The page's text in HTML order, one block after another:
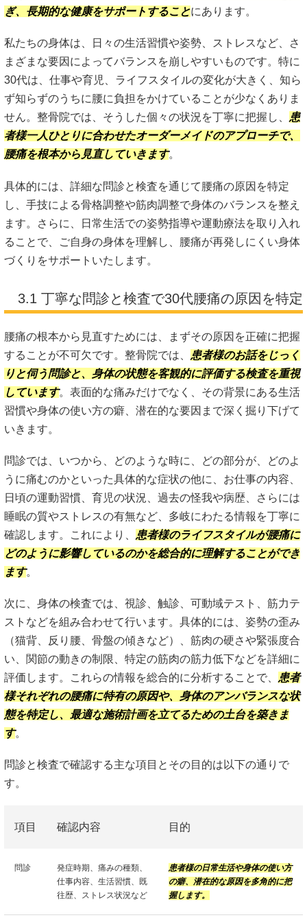
ぎ、長期的な健康をサポートすることにあります。
私たちの身体は、日々の生活習慣や姿勢、ストレスなど、さ
まざまな要因によってバランスを崩しやすいものです。特に
30代は、仕事や育児、ライフスタイルの変化が大きく、知ら
ず知らずのうちに腰に負担をかけていることが少なくありま
せん。整骨院では、そうした個々の状況を丁寧に把握し、 患
者様一人ひとりに合わせたオーダーメイドのアプローチで、
腰痛を根本から見直していきます。
具体的には、詳細な問診と検査を通じて腰痛の原因を特定
し、手技による骨格調整や筋肉調整で身体のバランスを整え
ます。さらに、日常生活での姿勢指導や運動療法を取り入れ
ることで、ご自身の身体を理解し、腰痛が再発しにくい身体
づくりをサポートいたします。
3.1 丁寧な問診と検査で30代腰痛の原因を特定
腰痛の根本から見直すためには、まずその原因を正確に把握
することが不可欠です。整骨院では、 患者様のお話をじっく
りと伺う問診と、身体の状態を客観的に評価する検査を重視
しています。表面的な痛みだけでなく、その背景にある生活
習慣や身体の使い方の癖、潜在的な要因まで深く掘り下げて
いきます。
問診では、いつから、どのような時に、どの部分が、どのよ
うに痛むのかといった具体的な症状の他に、お仕事の内容、
日頃の運動習慣、育児の状況、過去の怪我や病歴、さらには
睡眠の質やストレスの有無など、多岐にわたる情報を丁寧に
確認します。これにより、 患者様のライフスタイルが腰痛に
どのように影響しているのかを総合的に理解することができ
ます。
次に、身体の検査では、視診、触診、可動域テスト、筋力テ
ストなどを組み合わせて行います。具体的には、姿勢の歪み
（猫背、反り腰、骨盤の傾きなど）、筋肉の硬さや緊張度合
い、関節の動きの制限、特定の筋肉の筋力低下などを詳細に
評価します。これらの情報を総合的に分析することで、 患者
様それぞれの腰痛に特有の原因や、身体のアンバランスな状
態を特定し、最適な施術計画を立てるための土台を築きま
す。
問診と検査で確認する主な項目とその目的は以下の通りで
す。
項目 確認内容 目的
問診
発症時期、痛みの種類、
仕事内容、生活習慣、既
往歴、ストレス状況など
患者様の日常生活や身体の使い方
の癖、潜在的な原因を多角的に把
握します。